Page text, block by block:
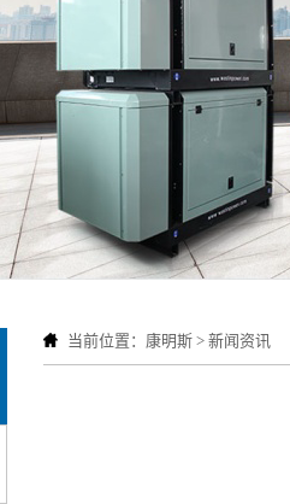
当前位置： 康明斯 > 新闻资讯